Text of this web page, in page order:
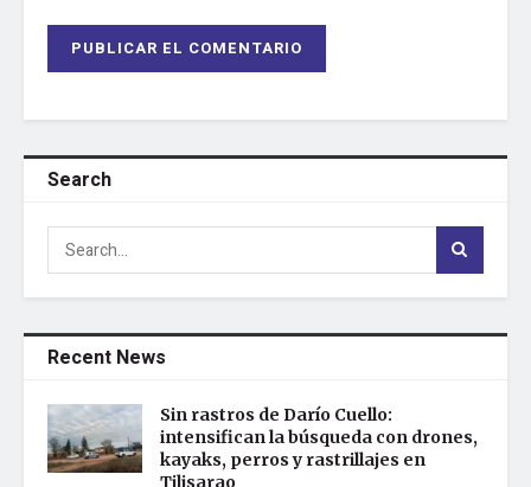
Search
Recent News
Sin rastros de Darío Cuello:
intensifican la búsqueda con drones,
kayaks, perros y rastrillajes en